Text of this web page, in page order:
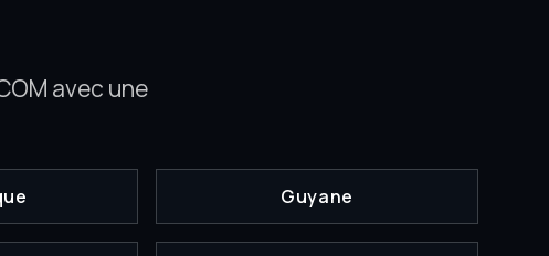
avec une
Guyane